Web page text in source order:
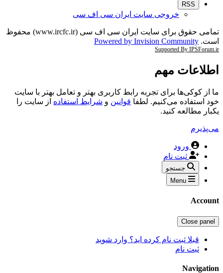
RSS
خروجی سایت ایران سی اف سی
تمامی حقوق برای سایت ایران سی اف سی (www.ircfc.ir) محفوظ
است. Powered by Invision Community
Supported By IPSForum.ir
اطلاعات مهم
ما از کوکی‌ها برای تجربه رابط کاربری بهتر و تعامل بهتر با سایت
خود استفاده می‌کنیم. لطفا قوانین و شرایط استفاده از سایت را
یکبار مطالعه کنید.
می‌پذیرم
ورود
ثبت نام
جستجو
Menu
Account
Close panel
قبلا ثبت نام کرده اید؟ وارد شوید
ثبت نام
Navigation